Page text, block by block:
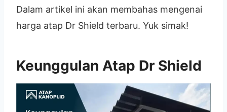
Dalam artikel ini akan membahas mengenai
harga atap Dr Shield terbaru. Yuk simak!
Keunggulan Atap Dr Shield